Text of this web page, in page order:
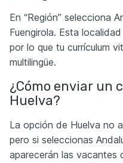
En “Región” selecciona
Fuengirola. Esta
por lo que tu currículum
multilingüe.
¿Cómo enviar un
Huelva?
La opción de Huelva no
pero si seleccionas
aparecerán las vacantes